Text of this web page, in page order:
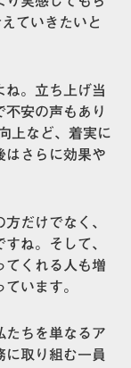
ていきたいと
ね。立ち上げ当
安の声もあり
上など、着実に
はさらに効果や
だけでなく、
ね。そして、
てくれる人も増
います。
たちを単なるア
に取り組む一員